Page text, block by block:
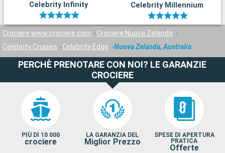
Celebrity Infinity Celebrity Millennium
Crociere www.crociere.com
Crociere Nuova Zelanda
Celebrity Cruises
Celebrity Edge Nuova Zelanda, Australia
PERCHÈ PRENOTARE CON NOI? LE GARANZIE
CROCIERE
PIÙ DI 10 000
crociere
LA GARANZIA DEL
Miglior Prezzo
SPESE DI APERTURA
PRATICA
Offerte